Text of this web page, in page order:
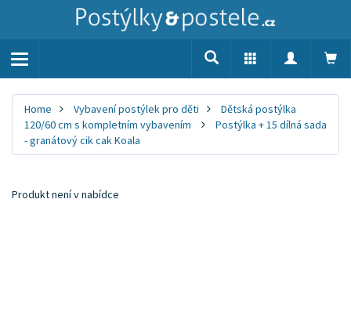
Toggle
Home Vybavení postýlek pro děti
Dětská postýlka
120/60 cm s kompletním vybavením
Postýlka + 15 dílná sada
- granátový cik cak Koala
Produkt není v nabídce